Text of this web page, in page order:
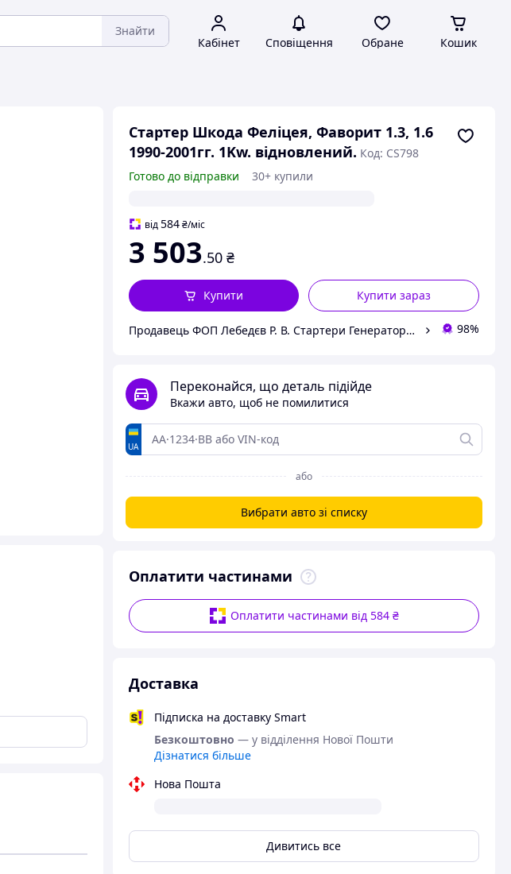
Знайти
Кабінет Сповіщення Обране Кошик
Стартер Шкода Феліцея, Фаворит 1.3, 1.6
1990-2001гг. 1Kw. відновлений. Код: CS798
Готово до відправки
30+ купили
від584 ₴/міс
3 503.50 ₴
Купити зараз
Купити
Продавець ФОП Лебедєв Р. В. Стартери Генератори Комплектуючі. 98%
Переконайся, що деталь підійде
Вкажи авто, щоб не помилитися
UA
або
Вибрати авто зі списку
Оплатити частинами
Оплатити частинами від 584 ₴
Доставка
Підписка на доставку Smart
Безкоштовно — у відділення Нової Пошти
Дізнатися більше
Нова Пошта
Дивитись все